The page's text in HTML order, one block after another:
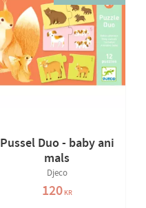
Pussel Duo - baby ani
mals
Djeco
120KR